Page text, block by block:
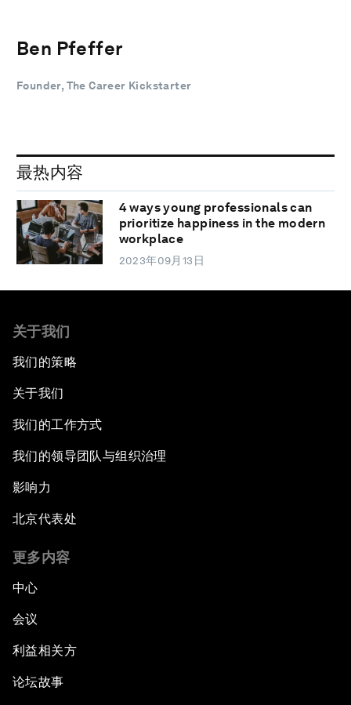
Ben Pfeffer
Founder, The Career Kickstarter
最热内容
4 ways young professionals can
prioritize happiness in the modern
workplace
2023年09月13日
关于我们
我们的策略
关于我们
我们的工作方式
我们的领导团队与组织治理
影响力
北京代表处
更多内容
中心
会议
利益相关方
论坛故事